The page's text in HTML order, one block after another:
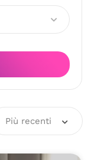
Più recenti